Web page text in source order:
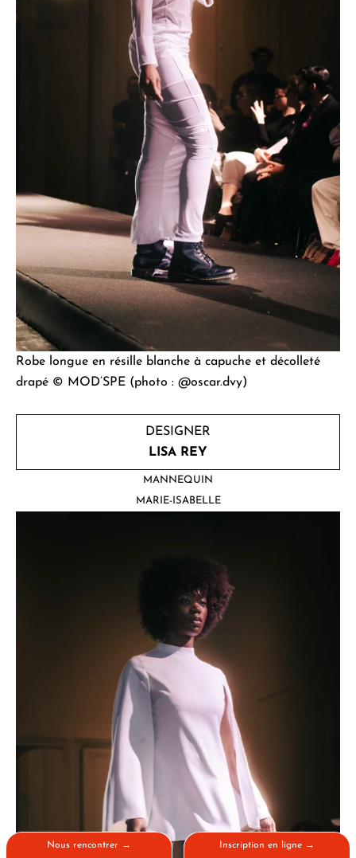
Nous rencontrer → Inscription en ligne →
Robe longue en résille blanche à capuche et décolleté
drapé © MOD’SPE (photo : @oscar.dvy)
DESIGNER
LISA REY
MANNEQUIN
MARIE-ISABELLE